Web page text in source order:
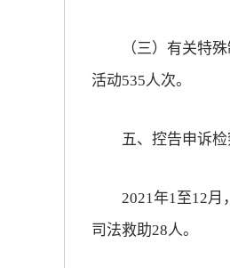
（三）有关特殊制
活动535人次。
五、控告申诉检
2021年1至12月，
司法救助28人。